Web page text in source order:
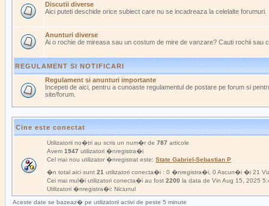
Discutii diverse
Aici puteti deschide orice subiect care nu se incadreaza la celelalte forumuri.
Anunturi diverse
Ai o rochie de mireasa sau un costum de mire de vanzare? Cauti rochii sau
REGULAMENT SI NOTIFICARI
Regulament si anunturi importante
Incepeti de aici, pentru a cunoaste regulamentul de postare pe forum si
site/forum.
Cine este conectat
Utilizatorii no�tri au scris un num�r de 787 articole
Avem 1947 utilizatori �nregistra�i
Cel mai nou utilizator �nregistrat este: State Gabriel-Sebastian P
�n total aici sunt 21 utilizatori conecta�i : 0 �nregistra�i, 0 Ascun�i �i 21
Cei mai mul�i utilizatori conecta�i au fost 2200 la data de Vin Aug 15, 2025
Utilizatori �nregistra�i: Niciunul
Aceste date se bazeaz� pe utilizatorii activi de peste 5 minute